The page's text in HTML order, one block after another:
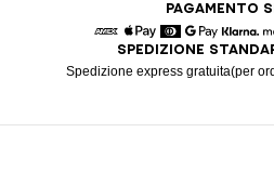
PAGAMENTO
American Express
Apple Pay
DinersGoogle Pay
SPEDIZIONE
Spedizione express gratuita(per